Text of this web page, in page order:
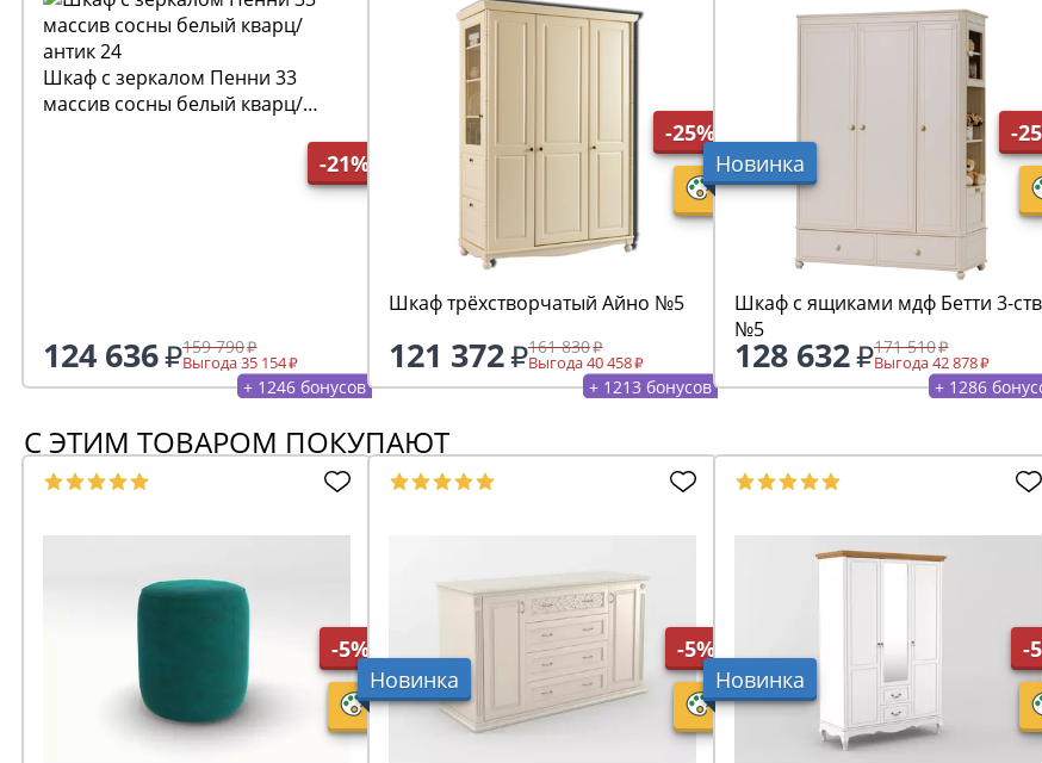
-21%
Шкаф с зеркалом Пенни 33
массив сосны белый кварц/
124 636 159 790
Выгода 35 154
+ 1246 бонусов
-25%
Шкаф трёхстворчатый Айно №5
121 372 161 830
Выгода 40 458
+ 1213 бонусов
Новинка
-
Шкаф с ящиками мдф Бетти 3-ств
№5
128 632 171 510
Выгода 42 878
+ 1286
С ЭТИМ ТОВАРОМ ПОКУПАЮТ
-5%
Новинка
-5%
Новинка
-